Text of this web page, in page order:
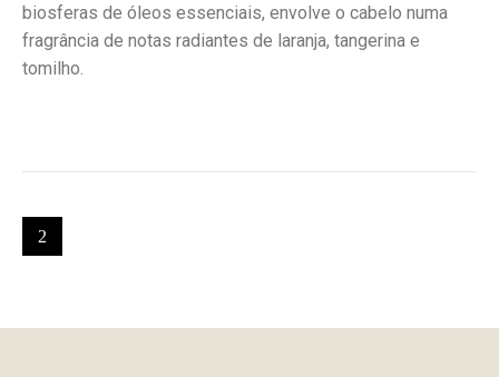
biosferas de óleos essenciais, envolve o cabelo numa
fragrância de notas radiantes de laranja, tangerina e
tomilho.